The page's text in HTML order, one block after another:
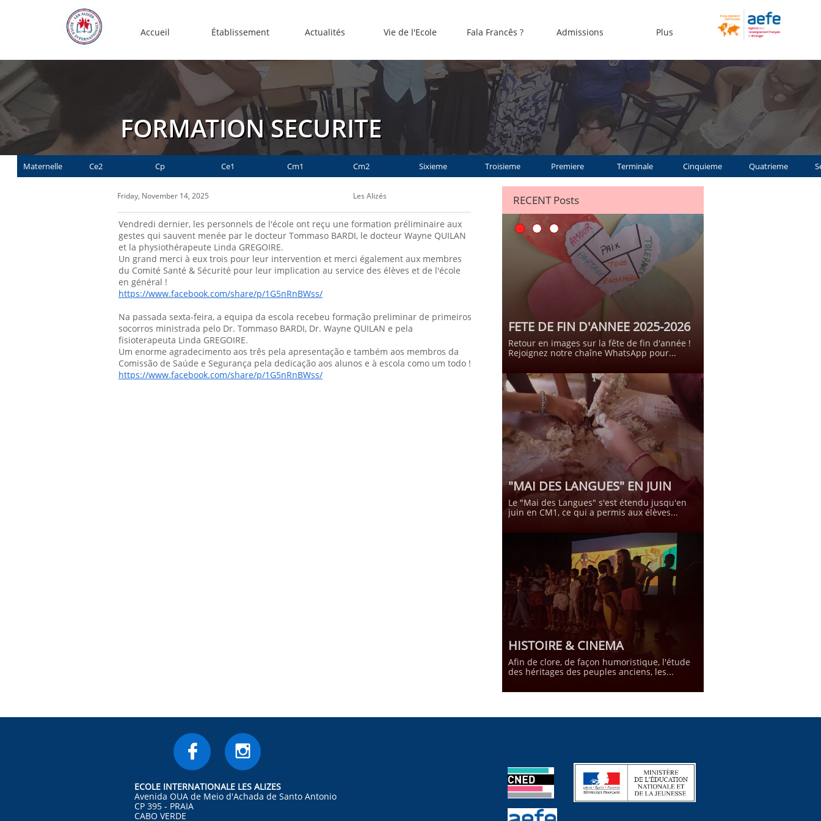
Accueil Établissement Actualités Vie de l'Ecole Fala Francês ? Admissions Plus
FORMATION SECURITE
Maternelle Ce2 Cp Ce1 Cm1 Cm2 Sixieme Troisieme Premiere Terminale Cinquieme Quatrieme
Friday, November 14, 2025
Vendredi dernier, les personnels de l'école ont reçu une formation préliminaire aux
gestes qui sauvent menée par le docteur Tommaso BARDI, le docteur Wayne QUILAN
et la physiothérapeute Linda GREGOIRE.
Un grand merci à eux trois pour leur intervention et merci également aux membres
du Comité Santé & Sécurité pour leur implication au service des élèves et de l'école
en général !
https://www.facebook.com/share/p/1G5nRnBWss/
Na passada sexta-feira, a equipa da escola recebeu formação preliminar de primeiros
socorros ministrada pelo Dr. Tommaso BARDI, Dr. Wayne QUILAN e pela
fisioterapeuta Linda GREGOIRE.
Um enorme agradecimento aos três pela apresentação e também aos membros da
Comissão de Saúde e Segurança pela dedicação aos alunos e à escola como um todo !
https://www.facebook.com/share/p/1G5nRnBWss/
Les Alizés
FETE DE FIN D'ANNEE 2025-2026
Retour en images sur la fête de fin d'année !
Rejoignez notre chaîne WhatsApp pour...
"MAI DES LANGUES" EN JUIN
Le "Mai des Langues" s'est étendu jusqu'en
juin en CM1, ce qui a permis aux élèves...
HISTOIRE & CINEMA
Afin de clore, de façon humoristique, l'étude
des héritages des peuples anciens, les...
RECENT Posts
ECOLE INTERNATIONALE LES ALIZES
Avenida OUA de Meio d'Achada de Santo Antonio
CP 395 - PRAIA
CABO VERDE
 